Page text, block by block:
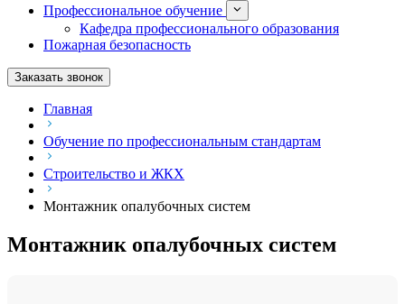
Профессиональное обучение
Кафедра профессионального образования
Пожарная безопасность
Заказать звонок
Главная
Обучение по профессиональным стандартам
Строительство и ЖКХ
Монтажник опалубочных систем
Монтажник опалубочных систем